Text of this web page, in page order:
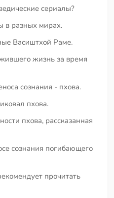
сериалы?
в разных мирах.
Васиштхой Раме.
жизнь за время
сознания - пхова.
пхова.
пхова, рассказанная
сознания погибающего
прочитать